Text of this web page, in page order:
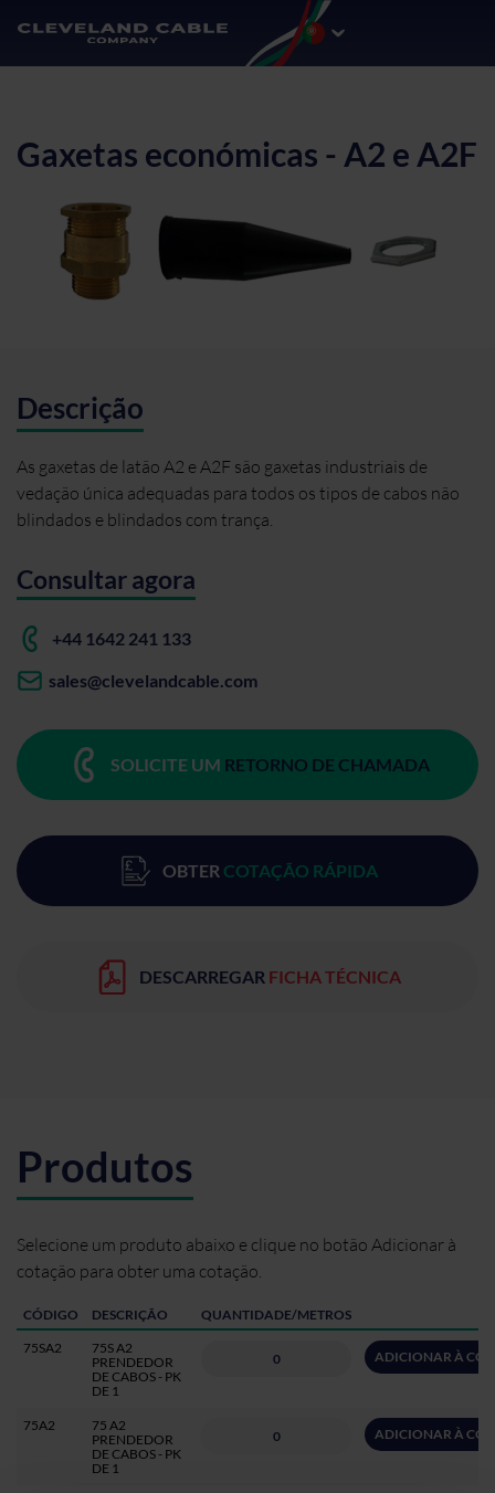
Gaxetas económicas - A2 e A2F
Descrição
As gaxetas de latão A2 e A2F são gaxetas industriais de
vedação única adequadas para todos os tipos de cabos não
blindados e blindados com trança.
Consultar agora
+44 1642 241 133
sales@clevelandcable.com
SOLICITE UM RETORNO DE CHAMADA
OBTER COTAÇÃO RÁPIDA
DESCARREGAR FICHA TÉCNICA
Produtos
Selecione um produto abaixo e clique no botão Adicionar à
cotação para obter uma cotação.
CÓDIGO DESCRIÇÃO
QUANTIDADE/METROS
75SA2
75S A2
PRENDEDOR
DE CABOS - PK
DE 1
ADICIONAR À
75A2
75 A2
PRENDEDOR
DE CABOS - PK
DE 1
ADICIONAR À